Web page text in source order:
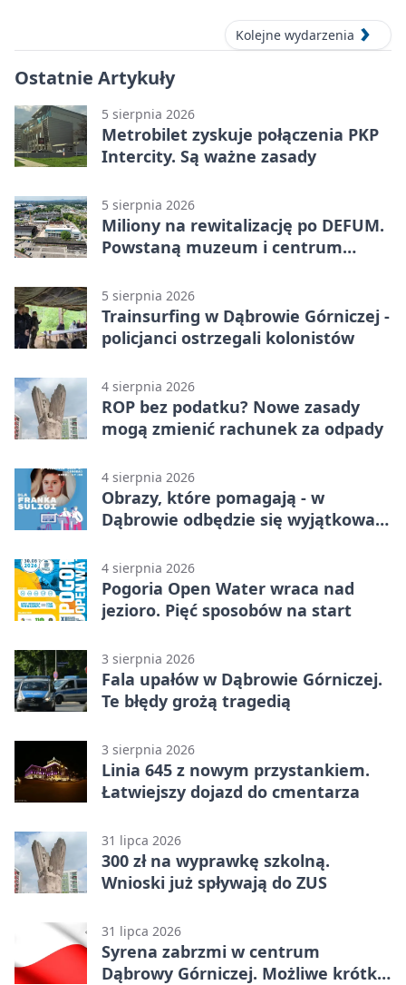
Kolejne wydarzenia
Ostatnie Artykuły
5 sierpnia 2026
Metrobilet zyskuje połączenia PKP
Intercity. Są ważne zasady
5 sierpnia 2026
Miliony na rewitalizację po DEFUM.
Powstaną muzeum i centrum
5 sierpnia 2026
Trainsurfing w Dąbrowie Górniczej -
policjanci ostrzegali kolonistów
4 sierpnia 2026
ROP bez podatku? Nowe zasady
mogą zmienić rachunek za odpady
4 sierpnia 2026
Obrazy, które pomagają - w
Dąbrowie odbędzie się wyjątkowa
4 sierpnia 2026
Pogoria Open Water wraca nad
jezioro. Pięć sposobów na start
3 sierpnia 2026
Fala upałów w Dąbrowie Górniczej.
Te błędy grożą tragedią
3 sierpnia 2026
Linia 645 z nowym przystankiem.
Łatwiejszy dojazd do cmentarza
31 lipca 2026
300 zł na wyprawkę szkolną.
Wnioski już spływają do ZUS
31 lipca 2026
Syrena zabrzmi w centrum
Dąbrowy Górniczej. Możliwe krótkie